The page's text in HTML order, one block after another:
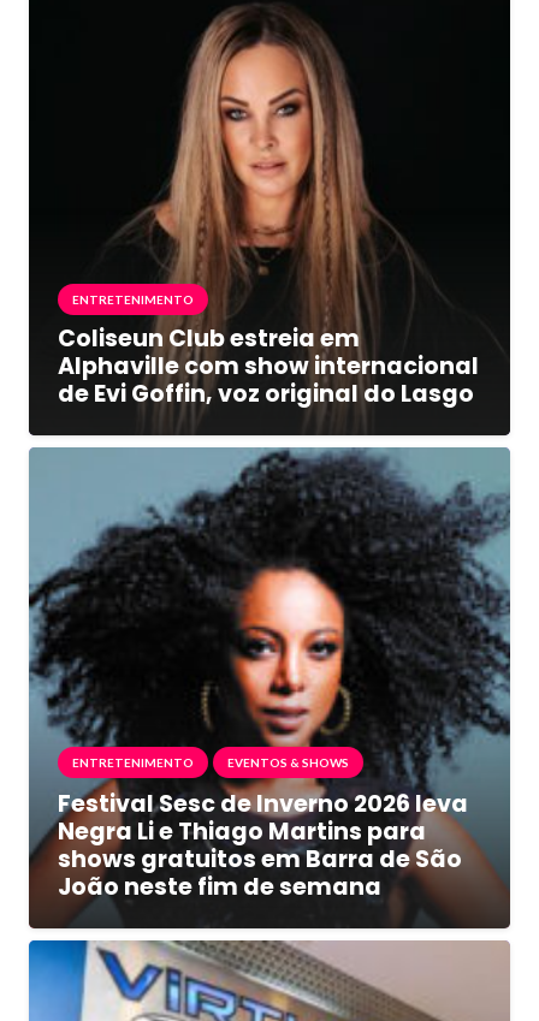
ENTRETENIMENTO
Coliseun Club estreia em
Alphaville com show internacional
de Evi Goffin, voz original do Lasgo
ENTRETENIMENTO EVENTOS & SHOWS
Festival Sesc de Inverno 2026 leva
Negra Li e Thiago Martins para
shows gratuitos em Barra de São
João neste fim de semana